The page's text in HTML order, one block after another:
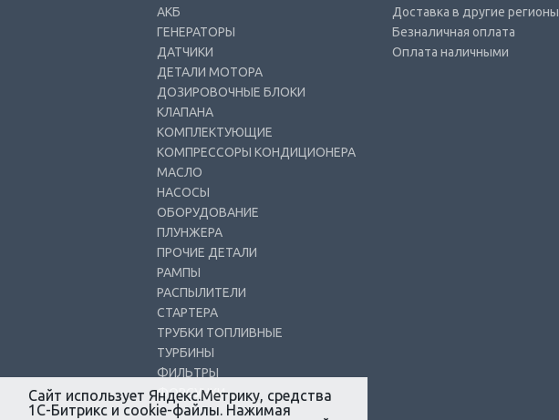
АКБ
ГЕНЕРАТОРЫ
ДАТЧИКИ
ДЕТАЛИ МОТОРА
ДОЗИРОВОЧНЫЕ БЛОКИ
КЛАПАНА
КОМПЛЕКТУЮЩИЕ
КОМПРЕССОРЫ КОНДИЦИОНЕРА
МАСЛО
НАСОСЫ
ОБОРУДОВАНИЕ
ПЛУНЖЕРА
ПРОЧИЕ ДЕТАЛИ
РАМПЫ
РАСПЫЛИТЕЛИ
СТАРТЕРА
ТРУБКИ ТОПЛИВНЫЕ
ТУРБИНЫ
ФИЛЬТРЫ
ФОРСУНКИ
Доставка в другие регионы
Безналичная оплата
Оплата наличными
Сайт использует Яндекс.Метрику, средства
1С-Битрикс и cookie-файлы. Нажимая